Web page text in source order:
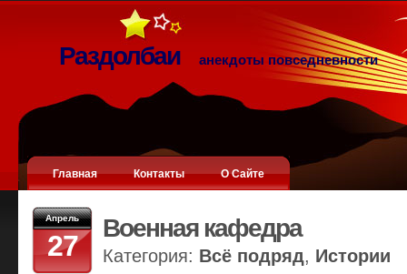
Раздолбаи анекдоты повседневности
Главная Контакты О Сайте
Апрель
27
Военная кафедра
Категория: Всё подряд, Истории